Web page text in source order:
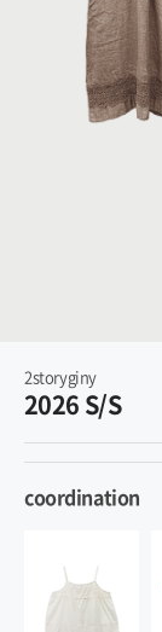
2storyginy
2026 S/S
coordination